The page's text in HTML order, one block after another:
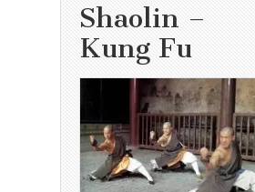
Shaolin –
Kung Fu